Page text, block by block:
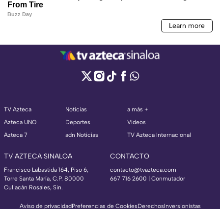
TV Azteca
Azteca UNO
Azteca 7
Noticias
Deportes
adn Noticias
a más +
Videos
TV Azteca Internacional
TV AZTECA SINALOA
Francisco Labastida 164, Piso 6,
Torre Santa María, C.P. 80000
Culiacán Rosales, Sin.
CONTACTO
contacto@tvazteca.com
667 716 2600 | Conmutador
Aviso de privacidadPreferencias de CookiesDerechosInversionistas